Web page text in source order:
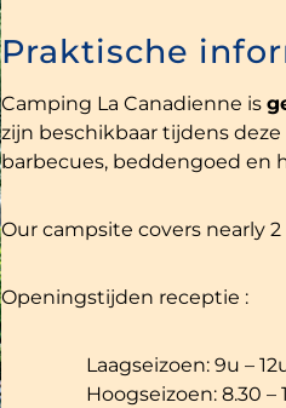
Praktische
Camping La Canadienne is
zijn beschikbaar tijdens
barbecues, beddengoed en
Our campsite covers nearly
Openingstijden receptie :
Laagseizoen: 9u –
Hoogseizoen: 8.30 –